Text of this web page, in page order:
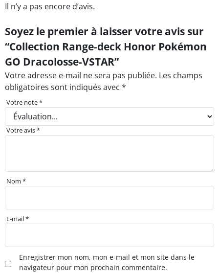
Il n’y a pas encore d’avis.
Soyez le premier à laisser votre avis sur
“Collection Range-deck Honor Pokémon
GO Dracolosse-VSTAR”
Votre adresse e-mail ne sera pas publiée. Les champs
obligatoires sont indiqués avec *
Votre note*
Votre avis*
Nom*
E-mail*
Enregistrer mon nom, mon e-mail et mon site dans le
navigateur pour mon prochain commentaire.